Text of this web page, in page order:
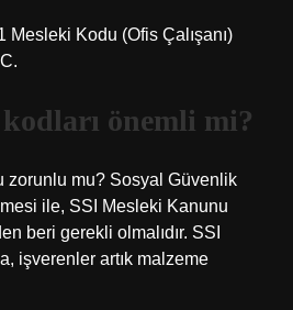
Mesleki Kodu (Ofis Çalışanı)
önemli mi?
zorunlu mu? Sosyal Güvenlik
ile, SSI Mesleki Kanunu
beri gerekli olmalıdır. SSI
işverenler artık malzeme